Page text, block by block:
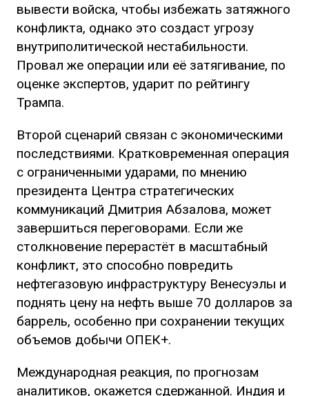
вывести войска, чтобы избежать затяжного
конфликта, однако это создаст угрозу
внутриполитической нестабильности.
Провал же операции или её затягивание, по
оценке экспертов, ударит по рейтингу
Трампа.
Второй сценарий связан с экономическими
последствиями. Кратковременная операция
с ограниченными ударами, по мнению
президента Центра стратегических
коммуникаций Дмитрия Абзалова, может
завершиться переговорами. Если же
столкновение перерастёт в масштабный
конфликт, это способно повредить
нефтегазовую инфраструктуру Венесуэлы и
поднять цену на нефть выше 70 долларов за
баррель, особенно при сохранении текущих
объемов добычи ОПЕК+.
Международная реакция, по прогнозам
аналитиков, окажется сдержанной. Индия и